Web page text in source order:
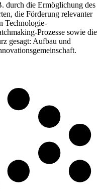
durch die Ermöglichung des
die Förderung relevanter
Technologie-
Prozesse sowie die
gesagt: Aufbau und